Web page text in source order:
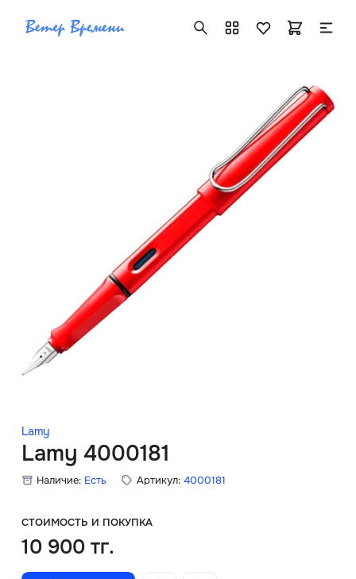
Lamy
Lamy 4000181
Наличие: Есть Артикул: 4000181
СТОИМОСТЬ И ПОКУПКА
10 900 тг.
+7 ( 705 ) 181-42-50
info@vetervremeni.kz
Авторизация
Каталог
Главная
О нас